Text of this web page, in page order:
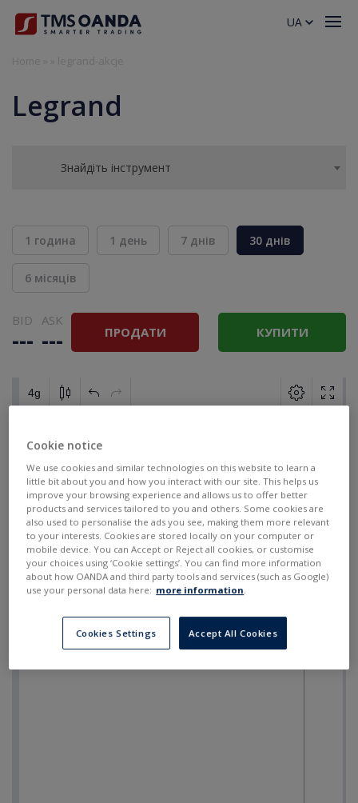
Legrand
Знайдіть інструмент
1 година 1 день 7 днів 30 днів
6 місяців
BID
---
ASK
--- ПРОДАТИ КУПИТИ
UA
Cookie notice
We use cookies and similar technologies on this website to learn a
little bit about you and how you interact with our site. This helps us
improve your browsing experience and allows us to offer better
products and services tailored to you and others. Some cookies are
also used to personalise the ads you see, making them more relevant
to your interests. Cookies are stored locally on your computer or
mobile device. You can Accept or Reject all cookies, or customise
your choices using ‘Cookie settings’. You can find more information
about how OANDA and third party tools and services (such as Google)
use your personal data here: more information.
Cookies Settings Accept All Cookies